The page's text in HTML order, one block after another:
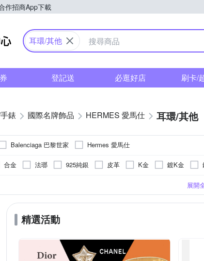
作招商App下載
Yahoo購物中心
耳環/其他
登記送 必逛好店 刷卡/
錶 國際名牌飾品 HERMES 愛馬仕 耳環/其他
Balenciaga 巴黎世家 Hermes 愛馬仕
合金 法瑯 925純銀 皮革 K金 鍍K金
串珠/吊飾
展開
精選活動